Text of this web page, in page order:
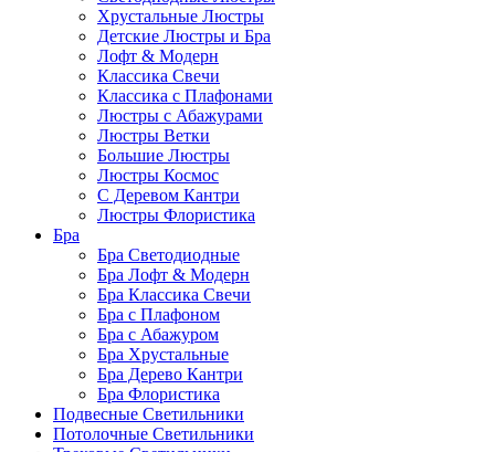
Хрустальные Люстры
Детские Люстры и Бра
Лофт & Модерн
Классика Свечи
Классика с Плафонами
Люстры с Абажурами
Люстры Ветки
Большие Люстры
Люстры Космос
С Деревом Кантри
Люстры Флористика
Бра
Бра Светодиодные
Бра Лофт & Модерн
Бра Классика Свечи
Бра с Плафоном
Бра с Абажуром
Бра Хрустальные
Бра Дерево Кантри
Бра Флористика
Подвесные Светильники
Потолочные Светильники